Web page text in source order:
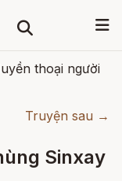
thoại người
Truyện sau →
Sinxay